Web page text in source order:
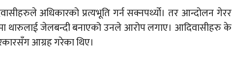
अधिकारको प्रत्यभूति गर्न सक्नपर्थ्यो। तर आन्दोलन गेरर
थारुलाई जेलबन्दी बनाएको उनले आरोप लगाए। आदिवासीहरु के
आग्रह गरेका थिए।